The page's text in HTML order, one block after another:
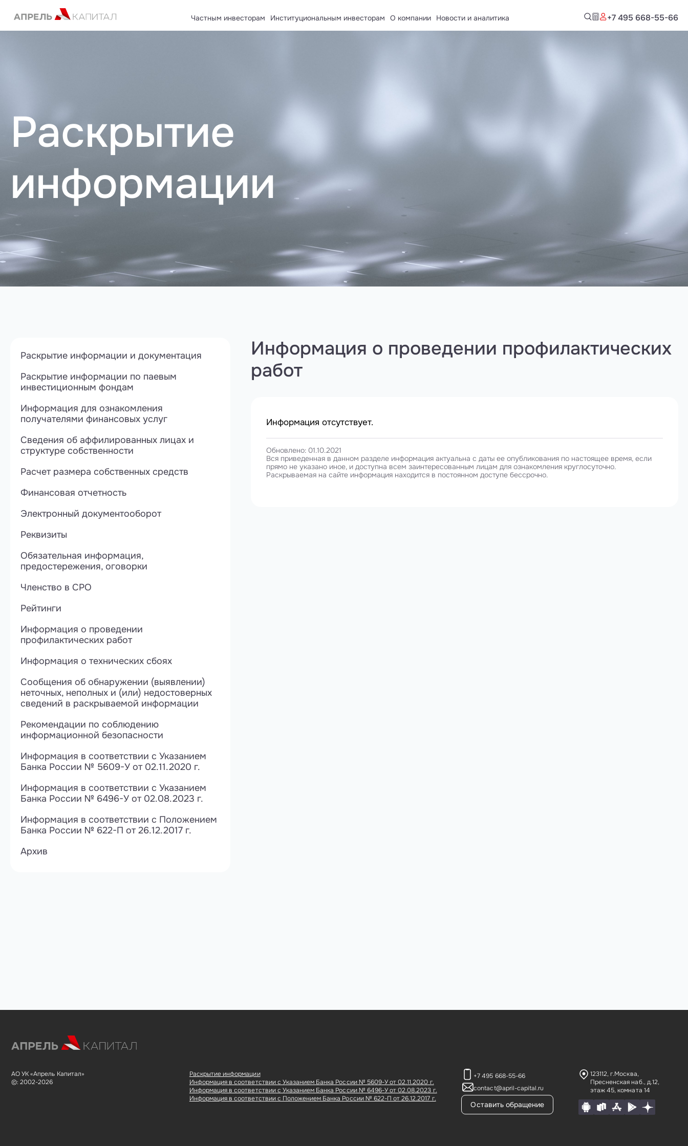
Частным инвесторам Институциональным инвесторам О компании Новости и аналитика +7 495 668-55-66
Раскрытие
информации
Раскрытие информации и документация
Раскрытие информации по паевым
инвестиционным фондам
Информация для ознакомления
получателями финансовых услуг
Сведения об аффилированных лицах и
структуре собственности
Расчет размера собственных средств
Финансовая отчетность
Электронный документооборот
Реквизиты
Обязательная информация,
предостережения, оговорки
Членство в СРО
Рейтинги
Информация о проведении
профилактических работ
Информация о технических сбоях
Сообщения об обнаружении (выявлении)
неточных, неполных и (или) недостоверных
сведений в раскрываемой информации
Рекомендации по соблюдению
информационной безопасности
Информация в соответствии с Указанием
Банка России № 5609-У от 02.11.2020 г.
Информация в соответствии с Указанием
Банка России № 6496-У от 02.08.2023 г.
Информация в соответствии с Положением
Банка России № 622-П от 26.12.2017 г.
Архив
Информация о проведении профилактических
работ
Информация отсутствует.
Обновлено: 01.10.2021
Вся приведенная в данном разделе информация актуальна с даты ее опубликования по настоящее время, если
прямо не указано иное, и доступна всем заинтересованным лицам для ознакомления круглосуточно.
Раскрываемая на сайте информация находится в постоянном доступе бессрочно.
АО УК «Апрель Капитал»
©: 2002-2026
Раскрытие информации
Информация в соответствии с Указанием Банка России № 5609-У от 02.11.2020 г.
Информация в соответствии с Указанием Банка России № 6496-У от 02.08.2023 г.
Информация в соответствии с Положением Банка России № 622-П от 26.12.2017 г.
+7 495 668-55-66
contact@april-capital.ru
Оставить обращение
123112, г.Москва,
Пресненская наб., д.12,
этаж 45, комната 14